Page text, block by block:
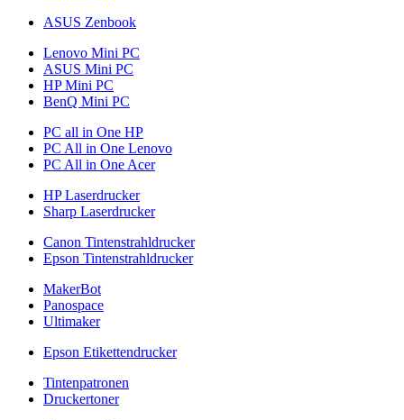
ASUS Zenbook
Lenovo Mini PC
ASUS Mini PC
HP Mini PC
BenQ Mini PC
PC all in One HP
PC All in One Lenovo
PC All in One Acer
HP Laserdrucker
Sharp Laserdrucker
Canon Tintenstrahldrucker
Epson Tintenstrahldrucker
MakerBot
Panospace
Ultimaker
Epson Etikettendrucker
Tintenpatronen
Druckertoner